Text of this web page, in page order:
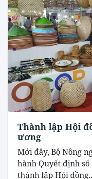
Thành lập Hội
ương
Mới đây, Bộ Nông
hành Quyết định
thành lập Hội